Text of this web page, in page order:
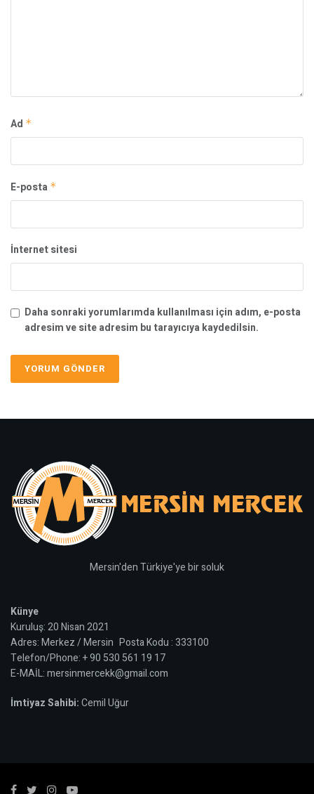
Ad *
E-posta *
İnternet sitesi
Daha sonraki yorumlarımda kullanılması için adım, e-posta
adresim ve site adresim bu tarayıcıya kaydedilsin.
Mersin'den Türkiye'ye bir soluk
Künye
Kuruluş: 20 Nisan 2021
Adres: Merkez / Mersin Posta Kodu : 333100
Telefon/Phone: + 90 530 561 19 17
E-MAİL: mersinmercekk@gmail.com
İmtiyaz Sahibi:Cemil Uğur